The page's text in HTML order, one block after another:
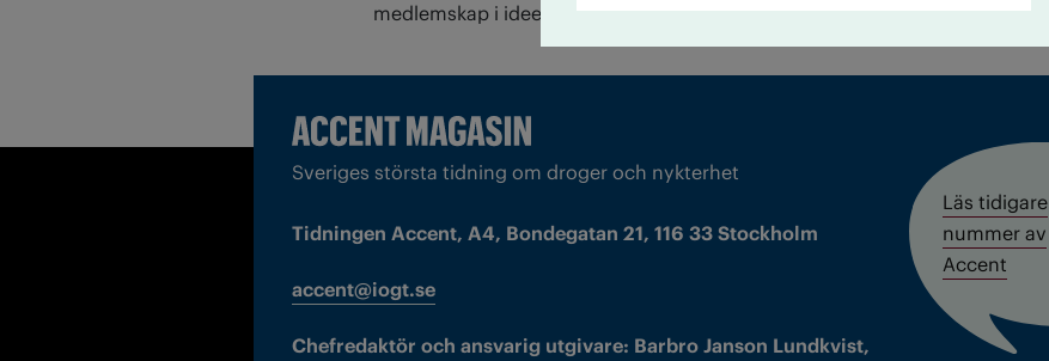
medlemskap i ideella organisationer.
Sveriges största tidning om droger och nykterhet
Tidningen Accent, A4, Bondegatan 21, 116 33 Stockholm
accent@iogt.se
Chefredaktör och ansvarig utgivare: Barbro Janson Lundkvist,
Läs tidigare
nummer av
Accent